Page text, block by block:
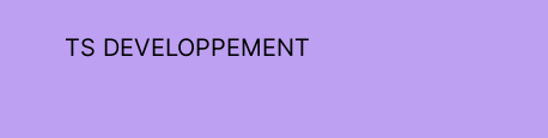
TS DEVELOPPEMENT